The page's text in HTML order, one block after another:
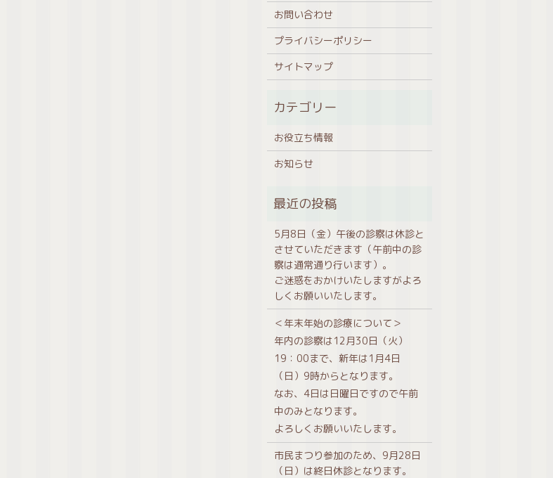
お問い合わせ
プライバシーポリシー
サイトマップ
お役立ち情報
お知らせ
5月8日（金）午後の診察は休診と
させていただきます（午前中の診
察は通常通り行います）。
ご迷惑をおかけいたしますがよろ
しくお願いいたします。
＜年末年始の診療について＞
年内の診察は12月30日（火）
19：00まで、新年は1月4日
（日）9時からとなります。
なお、4日は日曜日ですので午前
中のみとなります。
よろしくお願いいたします。
市民まつり参加のため、9月28日
（日）は終日休診となります。